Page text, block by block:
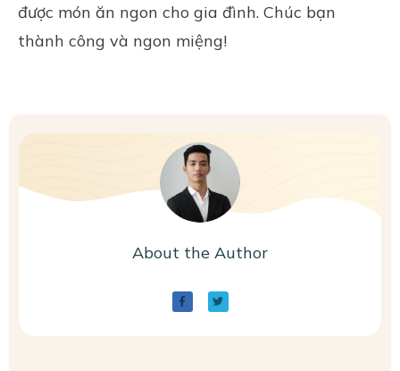
được món ăn ngon cho gia đình. Chúc bạn
thành công và ngon miệng!
About the Author